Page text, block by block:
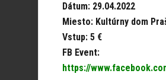
Dátum: 29.04.2022
Miesto: Kultúrny dom
Vstup: 5 €
FB Event:
https://